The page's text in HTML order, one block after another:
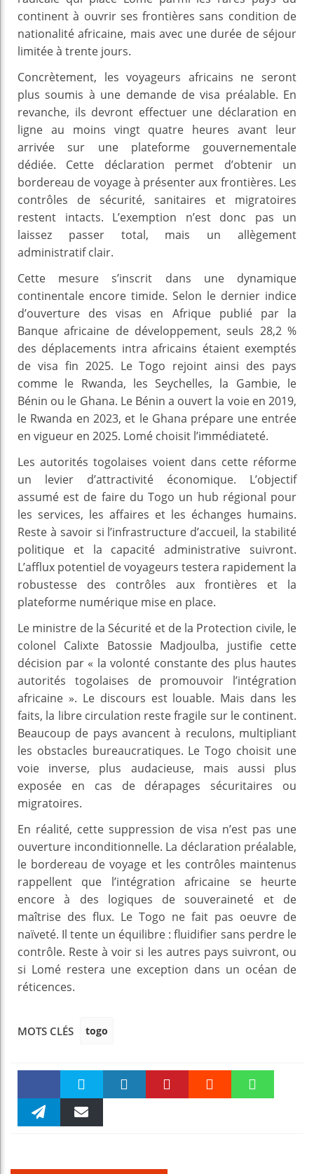
continent à ouvrir ses frontières sans condition de
nationalité africaine, mais avec une durée de séjour
limitée à trente jours.
Concrètement, les voyageurs africains ne seront
plus soumis à une demande de visa préalable. En
revanche, ils devront effectuer une déclaration en
ligne au moins vingt quatre heures avant leur
arrivée sur une plateforme gouvernementale
dédiée. Cette déclaration permet d’obtenir un
bordereau de voyage à présenter aux frontières. Les
contrôles de sécurité, sanitaires et migratoires
restent intacts. L’exemption n’est donc pas un
laissez passer total, mais un allègement
administratif clair.
Cette mesure s’inscrit dans une dynamique
continentale encore timide. Selon le dernier indice
d’ouverture des visas en Afrique publié par la
Banque africaine de développement, seuls 28,2 %
des déplacements intra africains étaient exemptés
de visa fin 2025. Le Togo rejoint ainsi des pays
comme le Rwanda, les Seychelles, la Gambie, le
Bénin ou le Ghana. Le Bénin a ouvert la voie en 2019,
le Rwanda en 2023, et le Ghana prépare une entrée
en vigueur en 2025. Lomé choisit l’immédiateté.
Les autorités togolaises voient dans cette réforme
un levier d’attractivité économique. L’objectif
assumé est de faire du Togo un hub régional pour
les services, les affaires et les échanges humains.
Reste à savoir si l’infrastructure d’accueil, la stabilité
politique et la capacité administrative suivront.
L’afflux potentiel de voyageurs testera rapidement la
robustesse des contrôles aux frontières et la
plateforme numérique mise en place.
Le ministre de la Sécurité et de la Protection civile, le
colonel Calixte Batossie Madjoulba, justifie cette
décision par « la volonté constante des plus hautes
autorités togolaises de promouvoir l’intégration
africaine ». Le discours est louable. Mais dans les
faits, la libre circulation reste fragile sur le continent.
Beaucoup de pays avancent à reculons, multipliant
les obstacles bureaucratiques. Le Togo choisit une
voie inverse, plus audacieuse, mais aussi plus
exposée en cas de dérapages sécuritaires ou
migratoires.
En réalité, cette suppression de visa n’est pas une
ouverture inconditionnelle. La déclaration préalable,
le bordereau de voyage et les contrôles maintenus
rappellent que l’intégration africaine se heurte
encore à des logiques de souveraineté et de
maîtrise des flux. Le Togo ne fait pas oeuvre de
naïveté. Il tente un équilibre : fluidifier sans perdre le
contrôle. Reste à voir si les autres pays suivront, ou
si Lomé restera une exception dans un océan de
réticences.
MOTS CLÉS togo
Faceboo Twitter
m